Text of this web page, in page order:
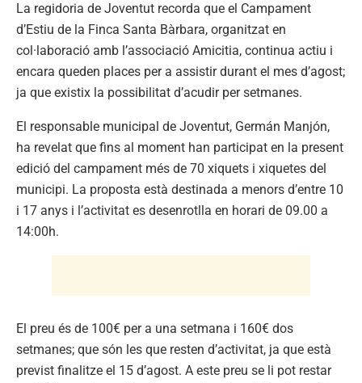
La regidoria de Joventut recorda que el Campament
d’Estiu de la Finca Santa Bàrbara, organitzat en
col·laboració amb l’associació Amicitia, continua actiu i
encara queden places per a assistir durant el mes d’agost;
ja que existix la possibilitat d’acudir per setmanes.
El responsable municipal de Joventut, Germán Manjón,
ha revelat que fins al moment han participat en la present
edició del campament més de 70 xiquets i xiquetes del
municipi. La proposta està destinada a menors d’entre 10
i 17 anys i l’activitat es desenrotlla en horari de 09.00 a
14:00h.
El preu és de 100€ per a una setmana i 160€ dos
setmanes; que són les que resten d’activitat, ja que està
previst finalitze el 15 d’agost. A este preu se li pot restar